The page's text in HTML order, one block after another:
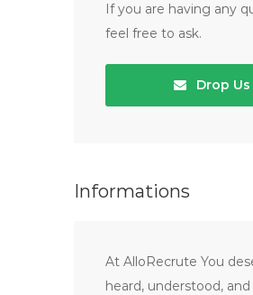
If you are having any
feel free to ask.
Drop
Informations
At AlloRecrute You
heard, understood,